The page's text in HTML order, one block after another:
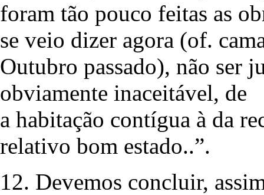
foram tão pouco feitas as
se veio dizer agora (of.
Outubro passado), não ser
obviamente inaceitável, de
a habitação contígua à da
relativo bom estado..”.
12. Devemos concluir,